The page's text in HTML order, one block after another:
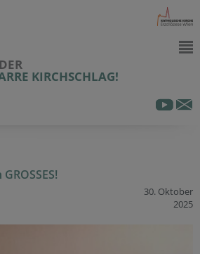
KIRCHSCHLAG!
30. Oktober
2025